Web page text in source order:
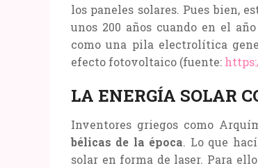
los paneles solares. Pues bien,
unos 200 años cuando en el
como una pila electrolítica
efecto fotovoltaico (fuente:
LA ENERGÍA SOLAR
Inventores griegos como
bélicas de la época. Lo que
solar en forma de laser. Para